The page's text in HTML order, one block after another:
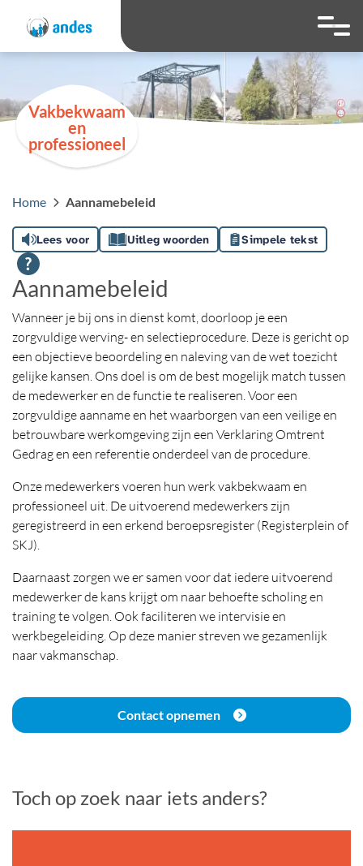
Hoog contrast
Ga naar
Vakbekwaam
en
professioneel
Home Aannamebeleid
Lees voor Uitleg woorden Simpele tekst
Aannamebeleid
Wanneer je bij ons in dienst komt, doorloop je een
zorgvuldige werving- en selectieprocedure. Deze is gericht op
een objectieve beoordeling en naleving van de wet toezicht
gelijke kansen. Ons doel is om de best mogelijk match tussen
de medewerker en de functie te realiseren. Voor een
zorgvuldige aanname en het waarborgen van een veilige en
betrouwbare werkomgeving zijn een Verklaring Omtrent
Gedrag en een referentie onderdeel van de procedure.
Onze medewerkers voeren hun werk vakbekwaam en
professioneel uit. De uitvoerend medewerkers zijn
geregistreerd in een erkend beroepsregister (Registerplein of
SKJ).
Daarnaast zorgen we er samen voor dat iedere uitvoerend
medewerker de kans krijgt om naar behoefte scholing en
training te volgen. Ook faciliteren we intervisie en
werkbegeleiding. Op deze manier streven we gezamenlijk
naar vakmanschap.
Contact opnemen
Toch op zoek naar iets anders?